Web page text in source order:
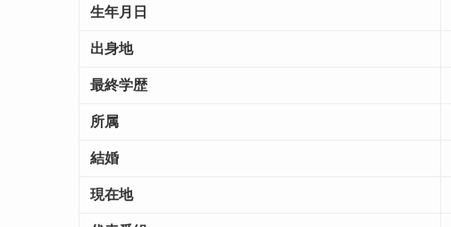
生年月日
出身地
最終学歴
所属
結婚
現在地